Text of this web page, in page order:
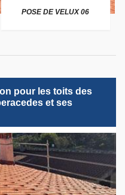
POSE DE VELUX 06
pour les toits des
et ses